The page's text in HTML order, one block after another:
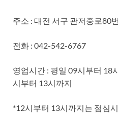
주소 : 대전 서구 관저중로80
전화 : 042-542-6767
영업시간 : 평일 09시부터 18
시부터 13시까지
*12시부터 13시까지는 점심